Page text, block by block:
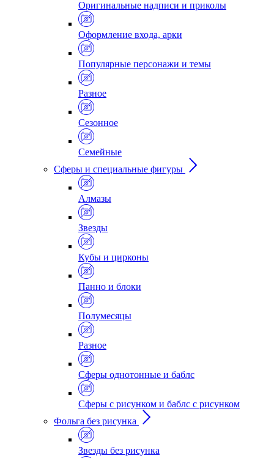
Оригинальные надписи и приколы
Оформление входа, арки
Популярные персонажи и темы
Разное
Сезонное
Семейные
Сферы и специальные фигуры
Алмазы
Звезды
Кубы и цирконы
Панно и блоки
Полумесяцы
Разное
Сферы однотонные и баблс
Сферы с рисунком и баблс с рисунком
Фольга без рисунка
Звезды без рисунка